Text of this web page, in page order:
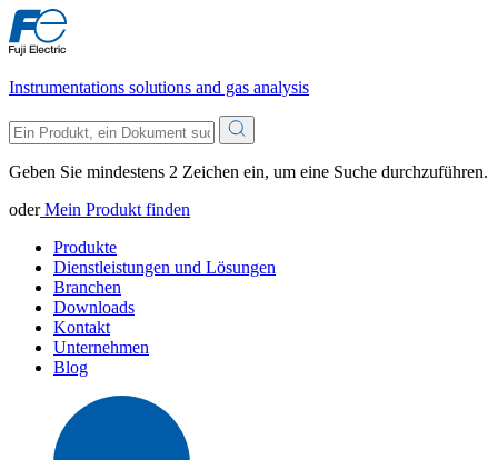
Instrumentations solutions and gas analysis
Geben Sie mindestens 2 Zeichen ein, um eine Suche durchzuführen.
oderMein Produkt finden
Produkte
Dienstleistungen und Lösungen
Branchen
Downloads
Kontakt
Unternehmen
Blog